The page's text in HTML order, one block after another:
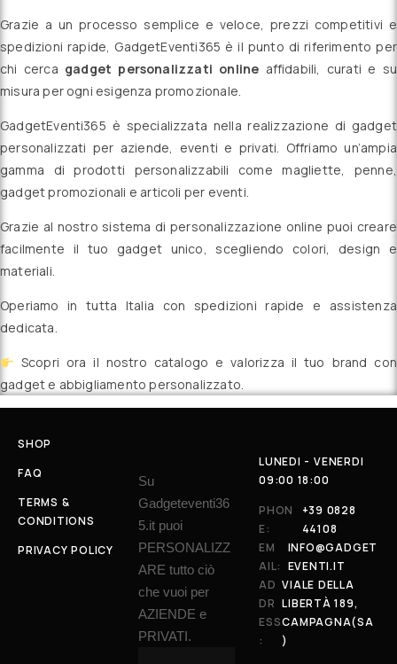
Grazie a un processo semplice e veloce, prezzi competitivi e
spedizioni rapide, GadgetEventi365 è il punto di riferimento per
chi cerca gadget personalizzati online affidabili, curati e su
misura per ogni esigenza promozionale.
GadgetEventi365 è specializzata nella realizzazione di gadget
personalizzati per aziende, eventi e privati. Offriamo un’ampia
gamma di prodotti personalizzabili come magliette, penne,
gadget promozionali e articoli per eventi.
Grazie al nostro sistema di personalizzazione online puoi creare
facilmente il tuo gadget unico, scegliendo colori, design e
materiali.
Operiamo in tutta Italia con spedizioni rapide e assistenza
dedicata.
Scopri ora il nostro catalogo e valorizza il tuo brand con
gadget e abbigliamento personalizzato.
SHOP
FAQ
TERMS &
CONDITIONS
PRIVACY POLICY
Su
Gadgeteventi36
5.it puoi
PERSONALIZZ
ARE tutto ciò
che vuoi per
AZIENDE e
PRIVATI.
LUNEDI - VENERDI
09:00 18:00
PHON
E:
+39 0828
44108
EM
AIL:
INFO@GADGET
EVENTI.IT
AD
DR
ESS
:
VIALE DELLA
LIBERTÀ 189,
CAMPAGNA(SA
)